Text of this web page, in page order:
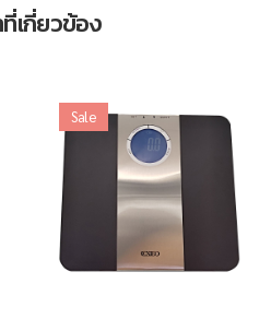
เกี่ยวข้อง
Sale